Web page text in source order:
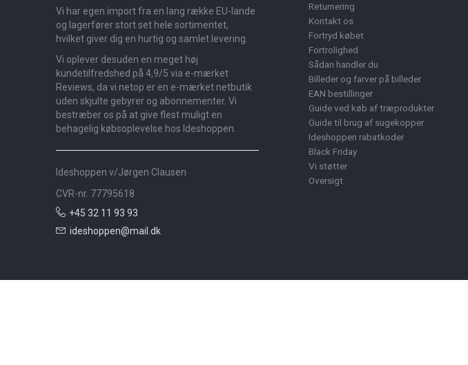
Vi har egen import fra en lang række EU-lande
og lagerfører stort set hele sortimentet,
hvilket giver dig en hurtig og samlet levering.
Vi oplever desuden en meget høj
kundetilfredshed på 4,9/5 via e-mærket
Reviews, da vi netop er en e-mærket netbutik
uden skjulte gebyrer og abonnementer. Vi
bestræber os på at give flest muligt en
behagelig købsoplevelse hos Ideshoppen.
Ideshoppen v/Jørgen Clausen
CVR-nr. 77795618
+45 32 11 93 93
ideshoppen@mail.dk
Returnering
Kontakt os
Fortryd købet
Fortrolighed
Sådan handler du
Billeder og farver på billeder
EAN bestillinger
Guide ved køb af træprodukter
Guide til brug af sugekopper
Ideshoppen rabatkoder
Black Friday
Vi støtter
Oversigt